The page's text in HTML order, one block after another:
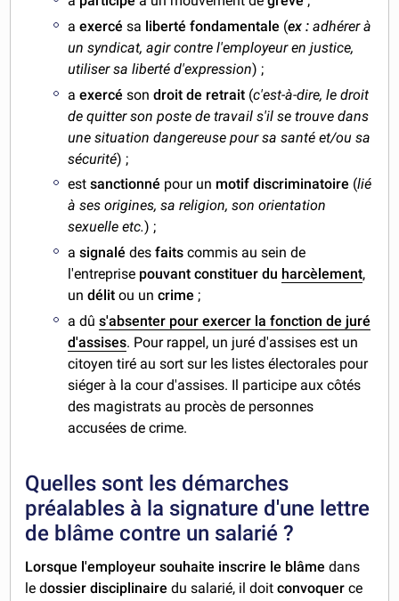
aexercé sa liberté fondamentale (ex : adhérer à
un syndicat, agir contre l'employeur en justice,
utiliser sa liberté d'expression) ;
aexercéson droit de retrait (c'est-à-dire, le droit
de quitter son poste de travail s'il se trouve dans
une situation dangereuse pour sa santé et/ou sa
sécurité) ;
estsanctionné pour un motif discriminatoire (lié
à ses origines, sa religion, son orientation
sexuelle etc.) ;
asignalé des faitscommis au sein de
l'entreprise pouvant constituer du harcèlement,
undélitou un crime ;
a dû s'absenter pour exercer la fonction de juré
d'assises. Pour rappel, un juré d'assises est un
citoyen tiré au sort sur les listes électorales pour
siéger à la cour d'assises. Il participe aux côtés
des magistrats au procès de personnes
accusées de crime.
Quelles sont les démarches
préalables à la signature d'une lettre
de blâme contre un salarié ?
Lorsque l'employeur souhaite inscrire le blâmedans
le dossier disciplinaire du salarié, il doitconvoquer ce